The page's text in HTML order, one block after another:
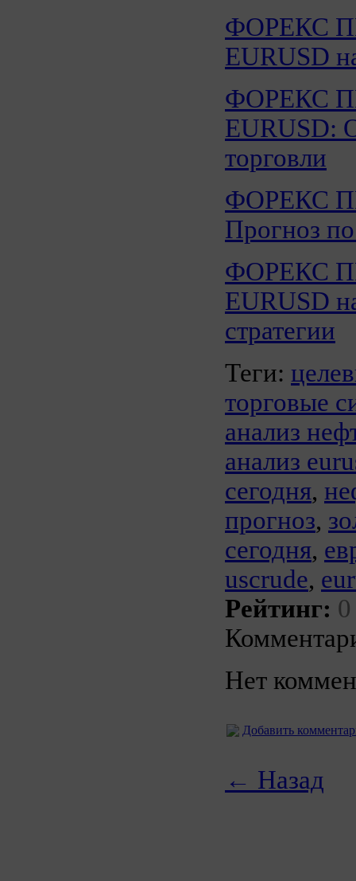
ФОРЕКС
EURUSD
ФОРЕКС
EURUSD:
торговли
ФОРЕКС
Прогноз
ФОРЕКС
EURUSD
стратегии
Теги:
торговые
анализ
анализ
сегодня,
прогноз,
сегодня,
uscrude,
Рейтинг: 0
Нет
Добавить
← Назад